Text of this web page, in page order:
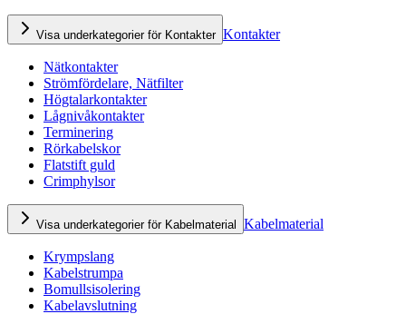
Visa underkategorier för Kontakter Kontakter
Nätkontakter
Strömfördelare, Nätfilter
Högtalarkontakter
Lågnivåkontakter
Terminering
Rörkabelskor
Flatstift guld
Crimphylsor
Visa underkategorier för Kabelmaterial Kabelmaterial
Krympslang
Kabelstrumpa
Bomullsisolering
Kabelavslutning